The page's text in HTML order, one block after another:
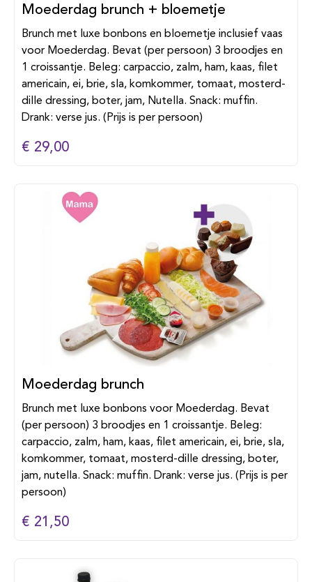
Moederdag brunch + bloemetje
Brunch met luxe bonbons en bloemetje inclusief vaas
voor Moederdag. Bevat (per persoon) 3 broodjes en
1 croissantje. Beleg: carpaccio, zalm, ham, kaas, filet
americain, ei, brie, sla, komkommer, tomaat, mosterd-
dille dressing, boter, jam, Nutella. Snack: muffin.
Drank: verse jus. (Prijs is per persoon)
€ 29,00
Moederdag brunch
Brunch met luxe bonbons voor Moederdag. Bevat
(per persoon) 3 broodjes en 1 croissantje. Beleg:
carpaccio, zalm, ham, kaas, filet americain, ei, brie, sla,
komkommer, tomaat, mosterd-dille dressing, boter,
jam, nutella. Snack: muffin. Drank: verse jus. (Prijs is per
persoon)
€ 21,50